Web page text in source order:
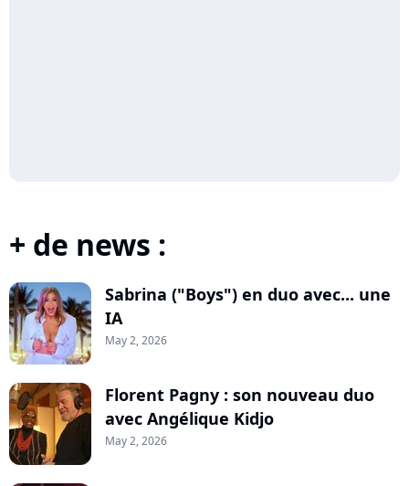
+ de news :
Sabrina ("Boys") en duo avec... une
IA
May 2, 2026
Florent Pagny : son nouveau duo
avec Angélique Kidjo
May 2, 2026